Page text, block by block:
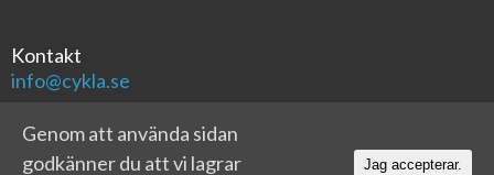
Kontakt
info@cykla.se
Genom att använda sidan
godkänner du att vi lagrar
Jag accepterar.